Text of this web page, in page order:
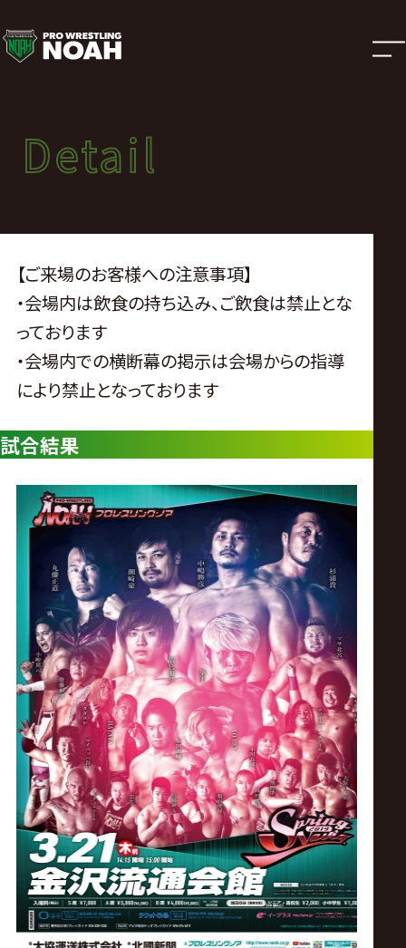
試
合
結
果
|
プ
ロ
レ
ス
リ
ン
ノ
ア
公
式
サ
イ
ト
Detail
試合結果
Detail
【ご来場のお客様への注意事項】
・会場内は飲食の持ち込み、ご飲食は禁止とな
っております
・会場内での横断幕の掲示は会場からの指導
により禁止となっております
試合結果